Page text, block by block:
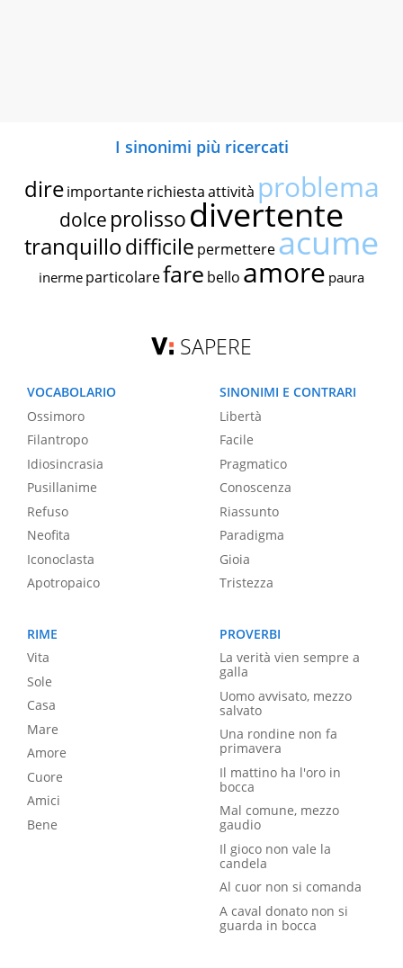
I sinonimi più ricercati
dire importante richiestaattività problema
dolce prolissodivertente
tranquillodifficile permettereacume
inerme particolarefare bello amore paura
SAPERE
VOCABOLARIO
Ossimoro
Filantropo
Idiosincrasia
Pusillanime
Refuso
Neofita
Iconoclasta
Apotropaico
SINONIMI E CONTRARI
Libertà
Facile
Pragmatico
Conoscenza
Riassunto
Paradigma
Gioia
Tristezza
RIME
Vita
Sole
Casa
Mare
Amore
Cuore
Amici
Bene
PROVERBI
La verità vien sempre a
galla
Uomo avvisato, mezzo
salvato
Una rondine non fa
primavera
Il mattino ha l'oro in
bocca
Mal comune, mezzo
gaudio
Il gioco non vale la
candela
Al cuor non si comanda
A caval donato non si
guarda in bocca